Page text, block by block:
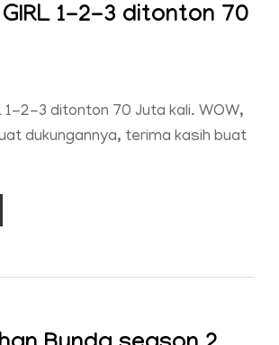
GIRL 1-2-3 ditonton 70
1-2-3 ditonton 70 Juta kali. WOW,
dukungannya, terima kasih buat